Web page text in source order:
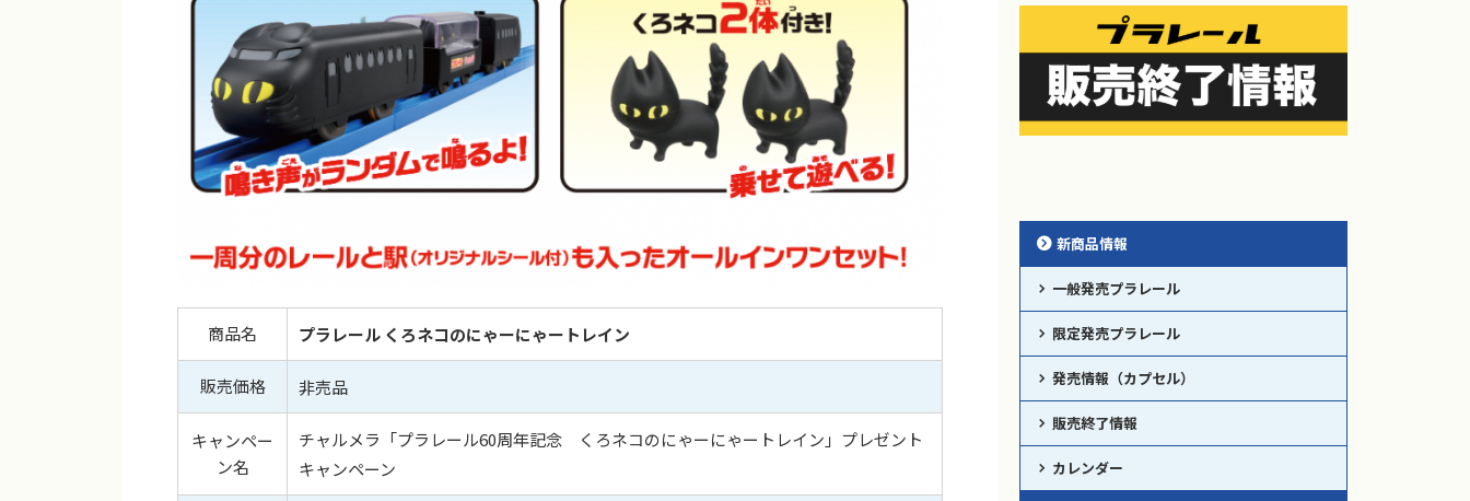
商品名 プラレール くろネコのにゃーにゃートレイン
販売価格 非売品
キャンペー
ン名
チャルメラ「プラレール60周年記念 くろネコのにゃーにゃートレイン」プレゼント
キャンペーン
新商品情報
一般発売プラレール
限定発売プラレール
発売情報（カプセル）
販売終了情報
カレンダー